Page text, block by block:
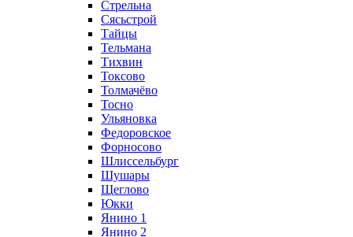
Стрельна
Сясьстрой
Тайцы
Тельмана
Тихвин
Токсово
Толмачёво
Тосно
Ульяновка
Федоровское
Форносово
Шлиссельбург
Шушары
Щеглово
Юкки
Янино 1
Янино 2